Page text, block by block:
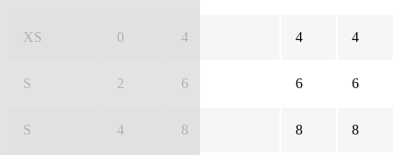
XS 0 4 4 4
S 2 6 6 6
S 4 8 8 8